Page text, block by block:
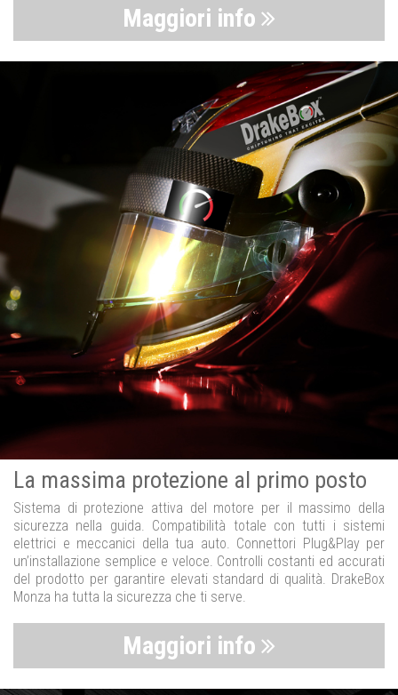
Maggiori info
La massima protezione al primo posto
Sistema di protezione attiva del motore per il massimo della
sicurezza nella guida. Compatibilità totale con tutti i sistemi
elettrici e meccanici della tua auto. Connettori Plug&Play per
un’installazione semplice e veloce. Controlli costanti ed accurati
del prodotto per garantire elevati standard di qualità. DrakeBox
Monza ha tutta la sicurezza che ti serve.
Maggiori info